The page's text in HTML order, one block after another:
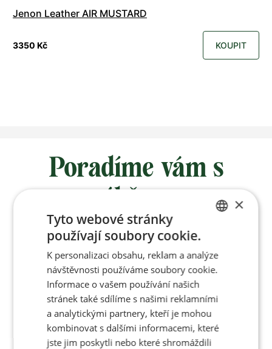
Jenon Leather AIR MUSTARD
3350 Kč KOUPIT
Poradíme vám s
výběrem
Po-Pá 8:00 – 17:00
Jan Pančocha
+420 770 669 100
info@jenonleather.cz
ENGLISH
×
Tyto webové stránky
používají soubory cookie.
K personalizaci obsahu, reklam a analýze
návštěvnosti používáme soubory cookie.
Informace o vašem používání našich
stránek také sdílíme s našimi reklamními
a analytickými partnery, kteří je mohou
kombinovat s dalšími informacemi, které
jste jim poskytli nebo které shromáždili